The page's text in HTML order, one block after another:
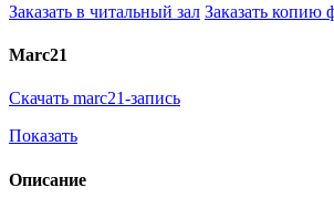
Заказать в читальный зал Заказать копию
Marc21
Скачать marc21-запись
Показать
Описание